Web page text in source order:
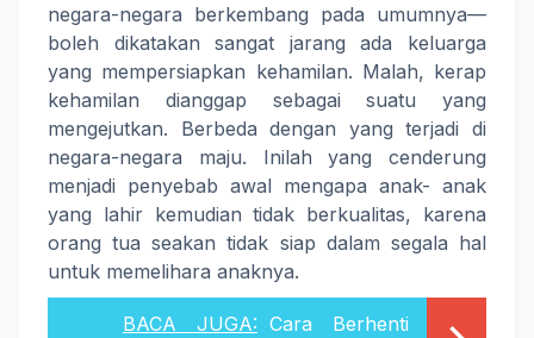
negara-negara berkembang pada umumnya—
boleh dikatakan sangat jarang ada keluarga
yang mempersiapkan kehamilan. Malah, kerap
kehamilan dianggap sebagai suatu yang
mengejutkan. Berbeda dengan yang terjadi di
negara-negara maju. Inilah yang cenderung
menjadi penyebab awal mengapa anak- anak
yang lahir kemudian tidak berkualitas, karena
orang tua seakan tidak siap dalam segala hal
untuk memelihara anaknya.
BACA JUGA: Cara Berhenti